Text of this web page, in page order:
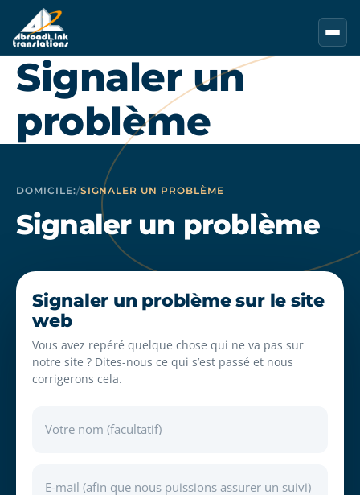
Aller au contenu principal
Signaler un
problème
DOMICILE:/SIGNALER UN PROBLÈME
Signaler un problème
Signaler un problème sur le site
web
Vous avez repéré quelque chose qui ne va pas sur
notre site ? Dites-nous ce qui s’est passé et nous
corrigerons cela.
Votre nom (facultatif)
E-mail (afin que nous puissions assurer un suivi)